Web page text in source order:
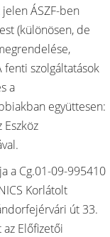
ÁSZF-ben
(különösen, de
fenti szolgáltatások
a
együttesen:
a Cg.01-09-995410
Korlátolt
út 33.
az Előfizetői